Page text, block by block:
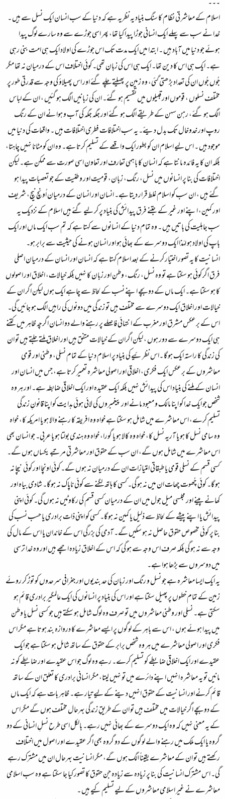
اسلام کے معاشرتی نظام کا سنگ بنیاد یہ نظریہ ہے کہ دنیا کے سب انسان ایک نسل سے ہیں ۔
خدا نے سب سے پہلے ایک انسانی جوڑا پیدا کیا تھا، پھر اسی جوڑے سے وہ سارے لوگ پیدا
ہوئے جو دنیا میں آباد ہیں ۔ ابتدا میں ایک مدت تک اس جوڑے کی اولاد ایک ہی امت بنی رہی
ہے۔ ایک ہی اس کا دین تھا۔ ایک ہی اس کی زبان تھی۔ کوئی اختلاف اس کے درمیان نہ تھا مگر
جُوں جُوں ان کی تعداد بڑھتی گئی، وہ زمین پر پھیلتے چلے گئے اور اس پھیلاؤ کی وجہ سے قدرتی طور پر
مختلف نسلوں ، قوموں اور قبیلوں میں تقسیم ہو گئے۔ ان کی زبانیں الگ ہو گئیں ، ان کے لباس
الگ ہو گئے، رہن سہن کے طریقے الگ ہو گئے اور جگہ جگہ کی آب و ہوا نے ان کے رنگ
روپ اور خدوخال تک بدل دیئے۔ یہ سب اختلافات فطری اختلافات ہیں ۔ واقعات کی دنیا میں
موجود ہیں ۔ اس لیے اسلام ان کو بطور ایک واقعے کے تسلیم کرتا ہے۔ وہ ان کو مٹانا نہیں چاہتا،
بلکہ ان کا یہ فائدہ مانتا ہے کہ انسان کا باہمی تعارف اور تعاون اسی صورت سے ممکن ہے۔ لیکن
اختلافات کی بنا پر انسانوں میں نسل، رنگ، زبان، قومیت اور وطنیت کے جو تعصبات پیدا ہو
گئے ہیں ، ان سب کو اسلام غلط قرار دیتا ہے۔ انسان اور انسان کے درمیان اُونچ نیچ، شریف
اور کمین، اپنے اور غیر کے جتنے فرق پیدائش کی بنیاد پر کر لیے گئے ہیں اسلام کے نزدیک یہ
سب جاہلیت کی باتیں ہیں ۔ وہ تمام دنیا کے انسانوں سے کہتا ہے کہ تم سب ایک ماں اور ایک
باپ کی اولاد ہو لہٰذا ایک دوسرے کے بھائی ہو اور انسان ہونے کی حیثیت سے برابر ہو۔
انسانیت کا یہ تصور اختیار کرنے کے بعد اسلام کہتا ہے کہ انسان اور انسان کے درمیان اصلی
فرق اگر کوئی ہو سکتا ہے تو وہ نسل، رنگ، وطن اور زبان کا نہیں بلکہ خیالات، اخلاق اور اصولوں
کا ہو سکتا ہے۔ ایک ماں کے دو بچے اپنے نسب کے لحاظ سے چاہے ایک ہوں لیکن اگر ان کے
خیالات اور اخلاق ایک دوسرے سے مختلف ہیں تو زندگی میں دونوں کی راہیں الگ ہو جائیں گی۔
اس کے برعکس مشرق اور مغرب کے انتہائی فاصلے پر رہنے والے دو انسان اگرچہ ظاہر میں کتنے
ہی ایک دوسرے سے دور ہوں ، لیکن اگران کے خیالات متفق ہیں اور اخلاق ملتے جلتے ہیں تو ان
کی زندگی کا راستہ ایک ہو گا ۔اس نظرئیے کی بنیاد پر اسلام دنیا کے تمام نسلی، وطنی اور قومی
معاشروں کے برعکس ایک فکری، اخلاقی اور اصولی معاشرہ تعمیر کرتا ہے، جس میں انسان اور
انسان کے ملنے کی بنیاد اس کی پیدائش نہیں بلکہ ایک عقیدہ اور ایک اخلاقی ضابطہ ہے۔ اور ہر وہ
شخص جو ایک خدا کو اپنا مالک و معبود مانے اور پیغمبروں کی لائی ہوئی ہدایت کو اپنا قانونِ زندگی
تسلیم کرے، اس معاشرے میں شامل ہو سکتا ہے خواہ وہ افریقہ کا رہنے والا ہو یا امریکہ کا، خواہ
وہ سامی نسل کا ہو یا آریہ نسل کا، خواہ وہ کالا ہو یا گورا، خواہ وہ ہندی بولتا ہو یا عربی۔ جو انسان بھی
اس معاشرے میں شامل ہوں گے، ان سب کے حقوق اور معاشرتی مرتبے یکساں ہوں گے۔
کسی قسم کے نسلی قومی یا طبقاتی امتیازات ان کے درمیان نہ ہوں گے۔ کوئی اونچا اور کوئی نیچا نہ
ہو گا۔ کوئی چُھوت چھات ان میں نہ ہو گی۔ کسی کا ہاتھ لگنے سے کوئی ناپاک نہ ہو گا۔ شادی بیاہ اور
کھانے پینے اور مجلسی میل جول میں ان کے درمیان کسی قسم کی رکاوٹیں نہ ہوں گی۔ کوئی اپنی
پیدائش یا اپنے پیشے کے لحاظ سے ذلیل یا کمین نہ ہو گا۔ کسی کو اپنی ذات برادری یا حسب نسب کی
بنا پر کوئی مخصوص حقوق حاصل نہ ہو سکیں گے۔ آدمی کی بزرگی اس کے خاندان یا اس کے مال کی
وجہ سے نہ ہو گی بلکہ صرف اس وجہ سے ہو گی کہ اس کے اخلاق زیادہ اچھے ہیں اور وہ خدا ترسی
میں دوسروں سے بڑھا ہوا ہے۔
یہ ایک ایسا معاشرہ ہے جو نسل و رنگ اور زبان کی حد بندیوں اور جغرافی سرحدوں کو توڑ کر روئے
زمین کے تمام خطوں پرپھیل سکتا ہے اور اس کی بنیاد پر انسانوں کی ایک عالمگیر برادری قائم ہو
سکتی ہے۔ نسلی اور وطنی معاشروں میں تو صرف وہ لوگ شامل ہو سکتے ہیں جو کسی نسل یا وطن
میں پیدا ہوئے ہوں ، اس سے باہر کے لوگوں پر ایسے معاشرے کا دروازہ بند ہوتا ہے مگر اس
فکری اور اصولی معاشرے میں ہر وہ شخص برابر کے حقوق کے ساتھ شامل ہو سکتا ہے جو ایک
عقیدے اور ایک اخلاقی ضابطے کو تسلیم کرے۔ رہے وہ لوگ جو اس عقیدے اور ضابطے کو نہ
مانیں تو یہ معاشرہ انہیں اپنے دائرے میں تو نہیں لیتا، مگر انسانی برادری کا تعلق ان کے ساتھ
قائم کرنے اور انسانیت کے حقوق انہیں دینے کے لیے تیار ہے۔ ظاہر بات ہے کہ ایک ماں
کے دو بچے اگر خیالات میں مختلف ہیں تو ان کے طریقِ زندگی بہرحال مختلف ہوں گے مگر اس
کے یہ معنی نہیں کہ وہ ایک دوسرے کے بھائی نہیں رہے۔ بالکل اسی طرح نسلِ انسانی کے دو
گروہ یا ایک ملک میں رہنے والے لوگوں کے دو گروہ بھی اگر عقیدے اور اصول میں اختلاف
رکھتے ہیں تو ان کے معاشرے یقیناً الگ ہوں گے، مگر انسانیت بہرحال ان میں مشترک رہے
گی۔ اس مشترک انسانیت کی بنا پر زیادہ سے زیادہ جن حقوق کا تصور کیا جا سکتا ہے وہ سب اسلامی
معاشرے نے غیر اسلامی معاشروں کے لیے تسلیم کیے ہیں ۔